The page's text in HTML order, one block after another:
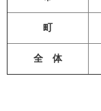
町
全 体